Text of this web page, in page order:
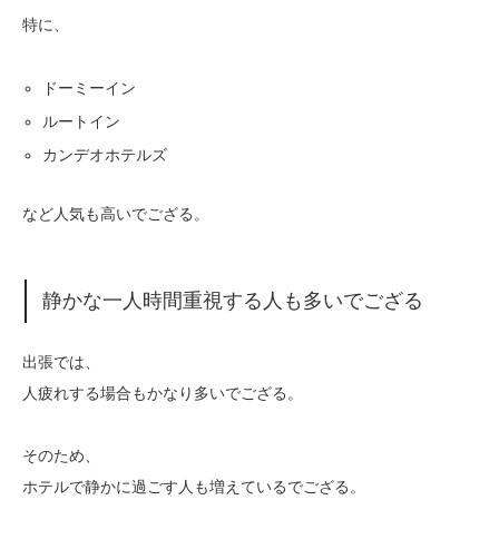
特に、
ドーミーイン
ルートイン
カンデオホテルズ
など人気も高いでござる。
静かな一人時間重視する人も多いでござる
出張では、
人疲れする場合もかなり多いでござる。
そのため、
ホテルで静かに過ごす人も増えているでござる。